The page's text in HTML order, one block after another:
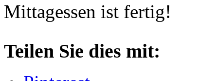
Mittagessen ist fertig!
Teilen Sie dies mit: